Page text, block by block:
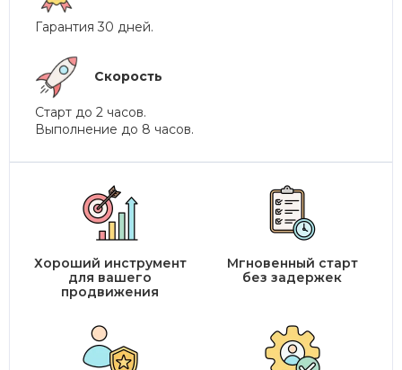
Гарантия 30 дней.
Скорость
Старт до 2 часов.
Выполнение до 8 часов.
Хороший инструмент
для вашего
продвижения
Мгновенный старт
без задержек